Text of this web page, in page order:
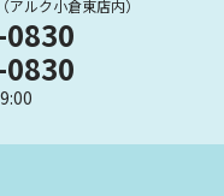
（アルク小倉東店内）